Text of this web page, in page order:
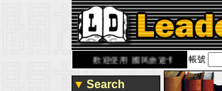
歡迎使用 國民旅遊卡！！ 帳號
▼ Search